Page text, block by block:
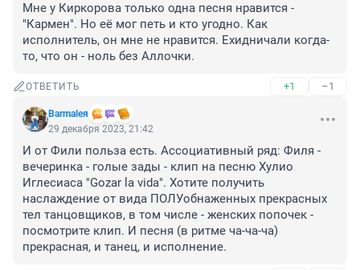
Мне у Киркорова только одна песня нравится -
"Кармен". Но её мог петь и кто угодно. Как
исполнитель, он мне не нравится. Ехидничали когда-
то, что он - ноль без Аллочки.
ОТВЕТИТЬ +1 –1
Barmaleя
29 декабря 2023, 21:42
И от Фили польза есть. Ассоциативный ряд: Филя -
вечеринка - голые зады - клип на песню Хулио
Иглесиаса "Gozar la vida". Хотите получить
наслаждение от вида ПОЛУобнаженных прекрасных
тел танцовщиков, в том числе - женских попочек -
посмотрите клип. И песня (в ритме ча-ча-ча)
прекрасная, и танец, и исполнение.